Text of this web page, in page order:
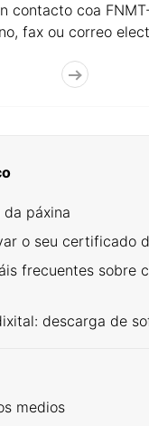
contacto coa
fax ou correo
páxina
o seu certificado
frecuentes sobre
descarga de
medios